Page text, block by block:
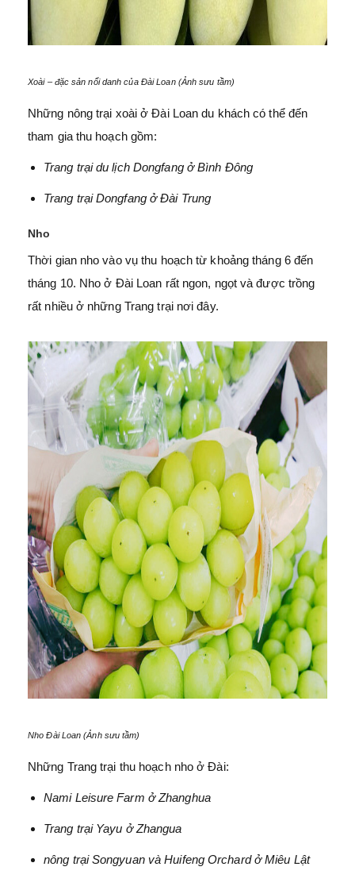
Xoài – đặc sản nổi danh của Đài Loan (Ảnh sưu tầm)
Những nông trại xoài ở Đài Loan du khách có thể đến
tham gia thu hoạch gồm:
Trang trại du lịch Dongfang ở Bình Đông
Trang trại Dongfang ở Đài Trung
Nho
Thời gian nho vào vụ thu hoạch từ khoảng tháng 6 đến
tháng 10. Nho ở Đài Loan rất ngon, ngọt và được trồng
rất nhiều ở những Trang trại nơi đây.
Nho Đài Loan (Ảnh sưu tầm)
Những Trang trại thu hoạch nho ở Đài:
Nami Leisure Farm ở Zhanghua
Trang trại Yayu ở Zhangua
nông trại Songyuan và Huifeng Orchard ở Miêu Lật